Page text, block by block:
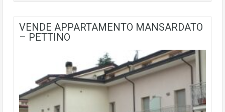
VENDE APPARTAMENTO MANSARDATO
– PETTINO